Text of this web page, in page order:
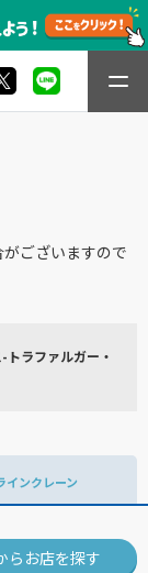
ございますので
トラファルガー・
インクレーン
らお店を探す